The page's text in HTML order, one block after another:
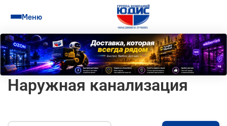
Меню
Наружная канализация